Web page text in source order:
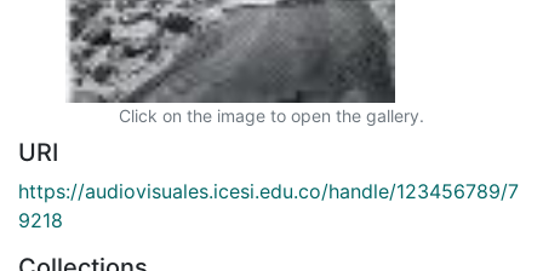
Click on the image to open the gallery.
URI
https://audiovisuales.icesi.edu.co/handle/123456789/7
9218